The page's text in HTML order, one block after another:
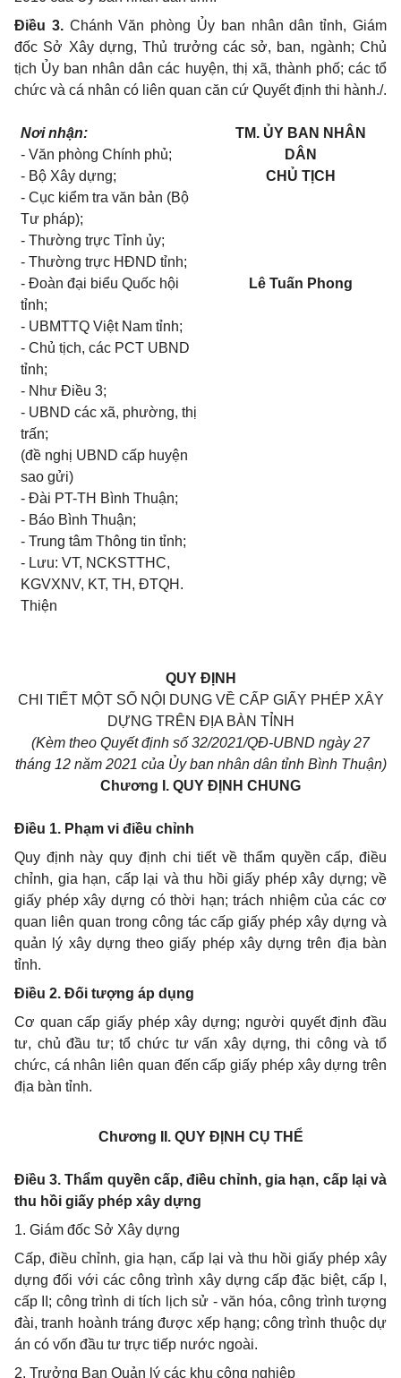
Điều 3. Chánh Văn phòng Ủy ban nhân dân tỉnh, Giám
đốc Sở Xây dựng, Thủ trưởng các sở, ban, ngành; Chủ
tịch Ủy ban nhân dân các huyện, thị xã, thành phố; các tổ
chức và cá nhân có liên quan căn cứ Quyết định thi hành./.
Nơi nhận:
- Văn phòng Chính phủ;
- Bộ Xây dựng;
- Cục kiểm tra văn bản (Bộ
Tư pháp);
- Thường trực Tỉnh ủy;
- Thường trực HĐND tỉnh;
- Đoàn đại biểu Quốc hội
tỉnh;
- UBMTTQ Việt Nam tỉnh;
- Chủ tịch, các PCT UBND
tỉnh;
- Như Điều 3;
- UBND các xã, phường, thị
trấn;
(đề nghị UBND cấp huyện
sao gửi)
- Đài PT-TH Bình Thuận;
- Báo Bình Thuận;
- Trung tâm Thông tin tỉnh;
- Lưu: VT, NCKSTTHC,
KGVXNV, KT, TH, ĐTQH.
Thiện
TM. ỦY BAN NHÂN
DÂN
CHỦ TỊCH
Lê Tuấn Phong
QUY ĐỊNH
CHI TIẾT MỘT SỐ NỘI DUNG VỀ CẤP GIẤY PHÉP XÂY
DỰNG TRÊN ĐỊA BÀN TỈNH
(Kèm theo Quyết định số 32/2021/QĐ-UBND ngày 27
tháng 12 năm 2021 của Ủy ban nhân dân tỉnh Bình Thuận)
Chương I. QUY ĐỊNH CHUNG
Điều 1. Phạm vi điều chỉnh
Quy định này quy định chi tiết về thẩm quyền cấp, điều
chỉnh, gia hạn, cấp lại và thu hồi giấy phép xây dựng; về
giấy phép xây dựng có thời hạn; trách nhiệm của các cơ
quan liên quan trong công tác cấp giấy phép xây dựng và
quản lý xây dựng theo giấy phép xây dựng trên địa bàn
tỉnh.
Điều 2. Đối tượng áp dụng
Cơ quan cấp giấy phép xây dựng; người quyết định đầu
tư, chủ đầu tư; tổ chức tư vấn xây dựng, thi công và tổ
chức, cá nhân liên quan đến cấp giấy phép xây dựng trên
địa bàn tỉnh.
Chương II. QUY ĐỊNH CỤ THỂ
Điều 3. Thẩm quyền cấp, điều chỉnh, gia hạn, cấp lại và
thu hồi giấy phép xây dựng
1. Giám đốc Sở Xây dựng
Cấp, điều chỉnh, gia hạn, cấp lại và thu hồi giấy phép xây
dựng đối với các công trình xây dựng cấp đặc biệt, cấp I,
cấp II; công trình di tích lịch sử - văn hóa, công trình tượng
đài, tranh hoành tráng được xếp hạng; công trình thuộc dự
án có vốn đầu tư trực tiếp nước ngoài.
2. Trưởng Ban Quản lý các khu công nghiệp